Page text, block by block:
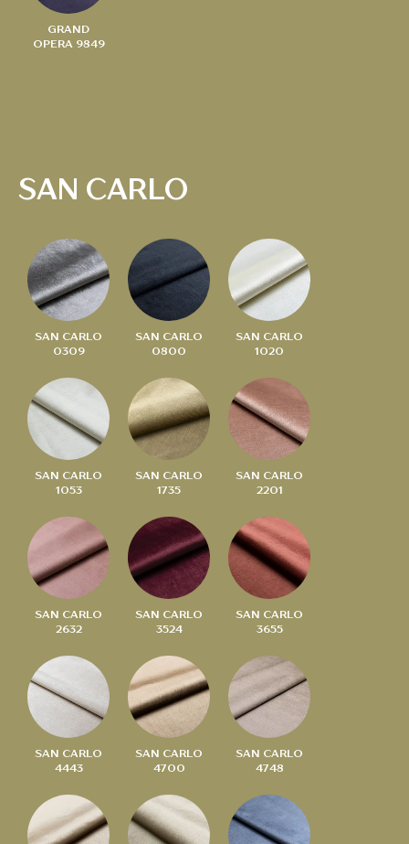
GRAND
OPERA 9849
SAN CARLO
SAN CARLO
0309
SAN CARLO
0800
SAN CARLO
1020
SAN CARLO
1053
SAN CARLO
1735
SAN CARLO
2201
SAN CARLO
2632
SAN CARLO
3524
SAN CARLO
3655
SAN CARLO
4443
SAN CARLO
4700
SAN CARLO
4748